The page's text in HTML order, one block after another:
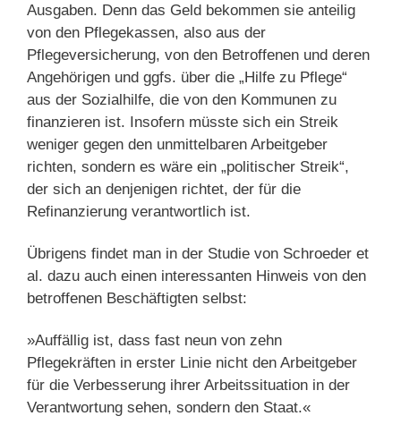
Ausgaben. Denn das Geld bekommen sie anteilig
von den Pflegekassen, also aus der
Pflegeversicherung, von den Betroffenen und deren
Angehörigen und ggfs. über die „Hilfe zu Pflege“
aus der Sozialhilfe, die von den Kommunen zu
finanzieren ist. Insofern müsste sich ein Streik
weniger gegen den unmittelbaren Arbeitgeber
richten, sondern es wäre ein „politischer Streik“,
der sich an denjenigen richtet, der für die
Refinanzierung verantwortlich ist.
Übrigens findet man in der Studie von Schroeder et
al. dazu auch einen interessanten Hinweis von den
betroffenen Beschäftigten selbst:
»Auffällig ist, dass fast neun von zehn
Pflegekräften in erster Linie nicht den Arbeitgeber
für die Verbesserung ihrer Arbeitssituation in der
Verantwortung sehen, sondern den Staat.«